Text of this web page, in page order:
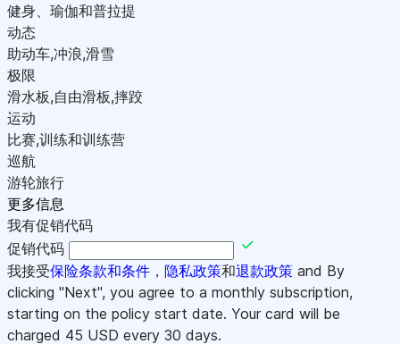
健身、瑜伽和普拉提
动态
助动车,冲浪,滑雪
极限
滑水板,自由滑板,摔跤
运动
比赛,训练和训练营
巡航
游轮旅行
更多信息
我有促销代码
促销代码
我接受保险条款和条件 ， 隐私政策和退款政策 and By
clicking "Next", you agree to a monthly subscription,
starting on the policy start date. Your card will be
charged 45 USD every 30 days.